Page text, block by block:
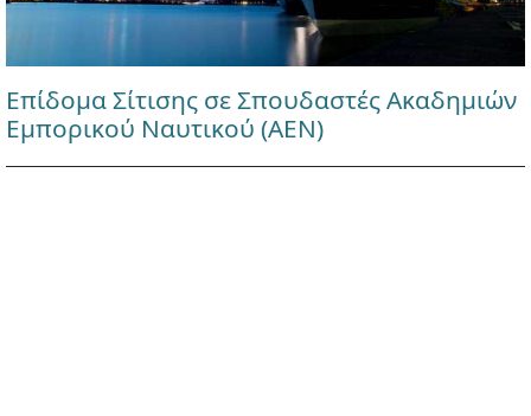
Επίδομα Σίτισης σε Σπουδαστές Ακαδημιών
Εμπορικού Ναυτικού (ΑΕΝ)